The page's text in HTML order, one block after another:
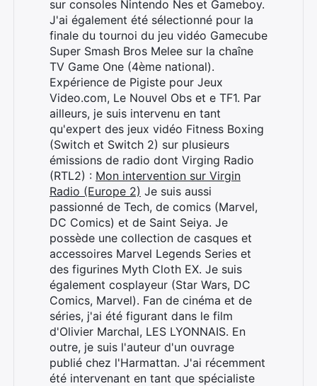
sur consoles Nintendo Nes et Gameboy.
J'ai également été sélectionné pour la
finale du tournoi du jeu vidéo Gamecube
Super Smash Bros Melee sur la chaîne
TV Game One (4ème national).
Expérience de Pigiste pour Jeux
Video.com, Le Nouvel Obs et e TF1. Par
ailleurs, je suis intervenu en tant
qu'expert des jeux vidéo Fitness Boxing
(Switch et Switch 2) sur plusieurs
émissions de radio dont Virging Radio
(RTL2) : Mon intervention sur Virgin
Radio (Europe 2) Je suis aussi
passionné de Tech, de comics (Marvel,
DC Comics) et de Saint Seiya. Je
possède une collection de casques et
accessoires Marvel Legends Series et
des figurines Myth Cloth EX. Je suis
également cosplayeur (Star Wars, DC
Comics, Marvel). Fan de cinéma et de
séries, j'ai été figurant dans le film
d'Olivier Marchal, LES LYONNAIS. En
outre, je suis l'auteur d'un ouvrage
publié chez l'Harmattan. J'ai récemment
été intervenant en tant que spécialiste
Rechercher
: